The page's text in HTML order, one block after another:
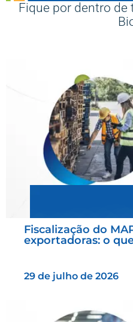
Fique por dentro de
Fiscalização do
exportadoras: o
29 de julho de 2026